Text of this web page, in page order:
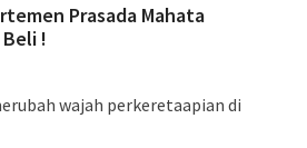
Prasada Mahata
!
wajah perkeretaapian di